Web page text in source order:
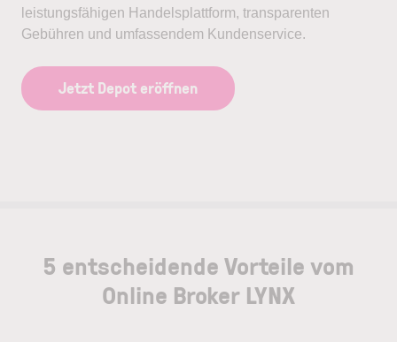
leistungsfähigen Handelsplattform, transparenten
Gebühren und umfassendem Kundenservice.
Jetzt Depot eröffnen
5 entscheidende Vorteile vom
Online Broker LYNX